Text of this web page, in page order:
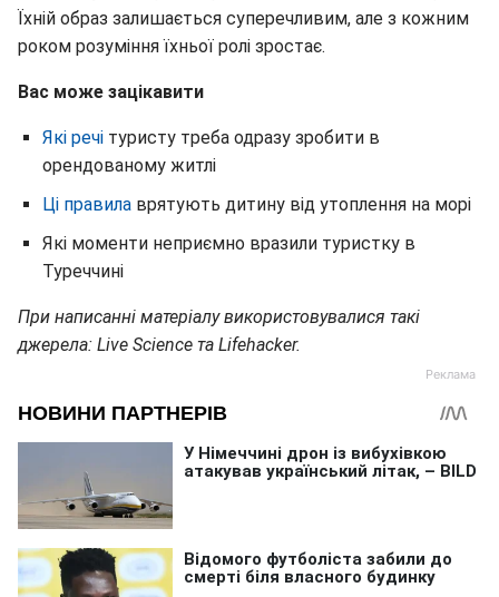
Їхній образ залишається суперечливим, але з кожним
роком розуміння їхньої ролі зростає.
Вас може зацікавити
Які речі туристу треба одразу зробити в
орендованому житлі
Ці правила врятують дитину від утоплення на морі
Які моменти неприємно вразили туристку в
Туреччині
При написанні матеріалу використовувалися такі
джерела: Live Science та Lifehacker.